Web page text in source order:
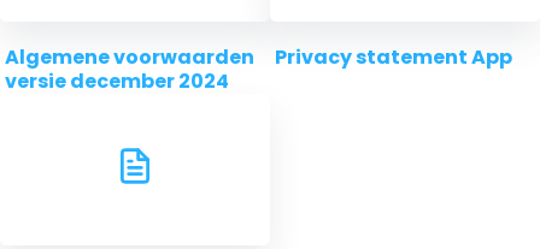
Algemene voorwaarden
versie december 2024
Privacy statement App